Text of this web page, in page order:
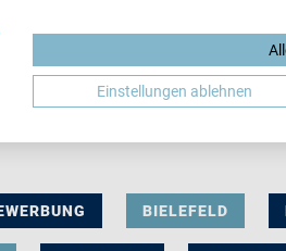
BIELEFELD
Einstellungen ablehnen